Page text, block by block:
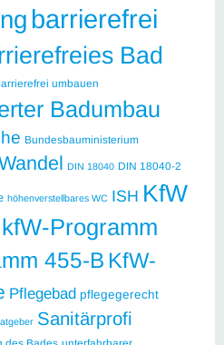
barrierefrei
Bad
umbauen
Badumbau
Bundesbauministerium
DIN 18040 DIN 18040-2
höhenverstellbares WC ISH KfW
kfW-Programm
455-B KfW-
Pflegebad pflegegerecht
Sanitärprofi